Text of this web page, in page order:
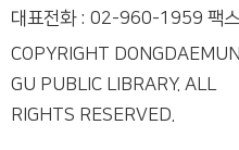
대표전화 : 02-960-1959 팩
COPYRIGHT
GU PUBLIC LIBRARY. ALL
RIGHTS RESERVED.